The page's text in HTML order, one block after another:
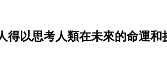
以思考人類在未來的命運和